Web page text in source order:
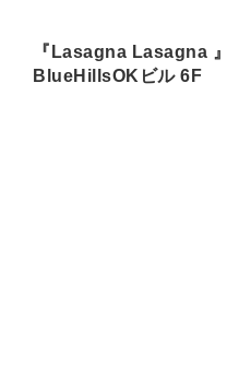
『Lasagna Lasagna
BlueHillsOKビル 6F